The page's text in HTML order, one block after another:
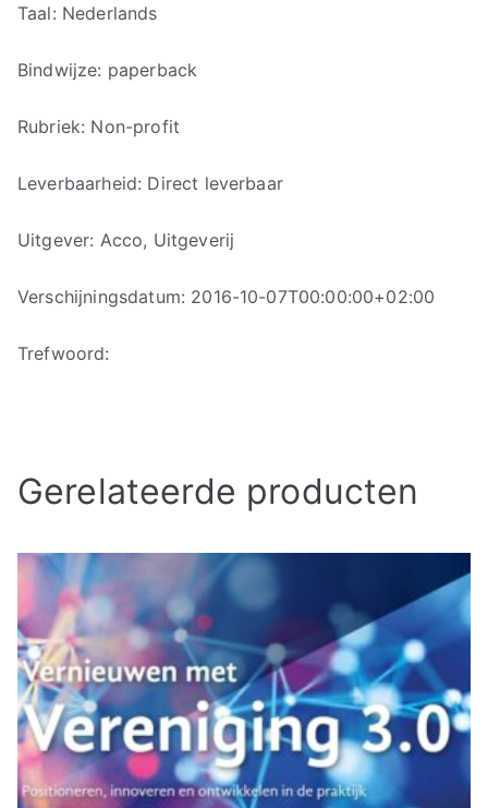
Taal: Nederlands
Bindwijze: paperback
Rubriek: Non-profit
Leverbaarheid: Direct leverbaar
Uitgever: Acco, Uitgeverij
Verschijningsdatum: 2016-10-07T00:00:00+02:00
Trefwoord:
Gerelateerde producten